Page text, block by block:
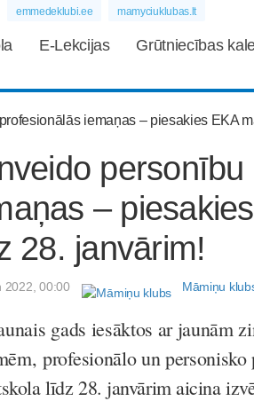
emmedeklubi.ee mamyciuklubas.lt
E-Lekcijas Grūtniecības
–
28. janvārim!
2022, 00:00 Māmiņu
gads iesāktos ar jaunām
profesionālo un
līdz 28. janvārim aicina